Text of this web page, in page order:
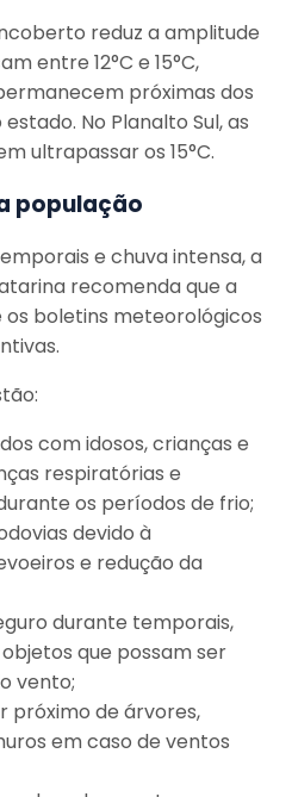
reduz a amplitude
entre 12°C e 15°C,
próximas dos
No Planalto Sul, as
ultrapassar os 15°C.
população
e chuva intensa, a
recomenda que a
boletins meteorológicos
com idosos, crianças e
respiratórias e
os períodos de frio;
devido à
e redução da
durante temporais,
que possam ser
vento;
próximo de árvores,
em caso de ventos